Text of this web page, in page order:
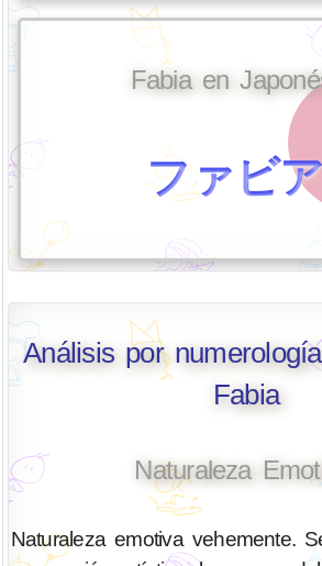
Fabia en
ファビア
Análisis por
Fabia
Naturaleza
Naturaleza emotiva vehemente.